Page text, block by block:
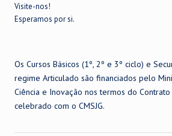
Visite-nos!
Esperamos por si.
Os Cursos Básicos (1º, 2º e 3º ciclo) e
regime Articulado são financiados pelo
Ciência e Inovação nos termos do
celebrado com o CMSJG.